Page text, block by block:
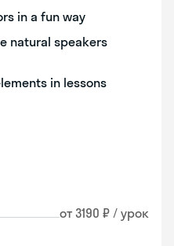
in a fun way
natural speakers
in lessons
от 3190 ₽ / урок